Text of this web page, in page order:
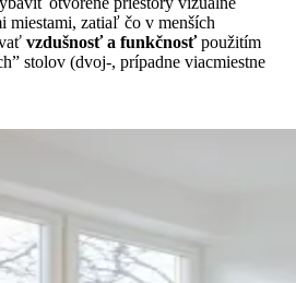
miestami, zatiaľ čo v menších
vzdušnosť a funkčnosťpoužitím
stolov (dvoj-, prípadne viacmiestne